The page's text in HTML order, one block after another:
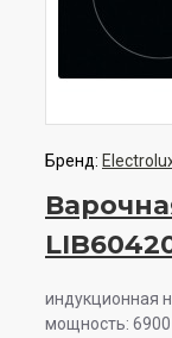
Бренд:
индукционная
мощность: